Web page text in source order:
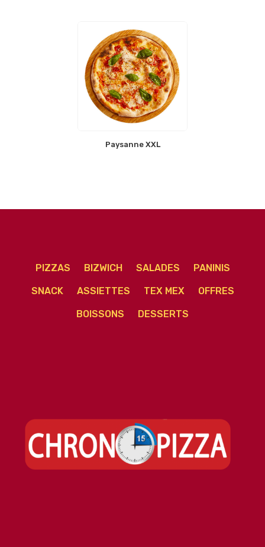
Paysanne XXL
PIZZAS BIZWICH SALADES PANINIS
SNACK ASSIETTES TEX MEX OFFRES
BOISSONS DESSERTS